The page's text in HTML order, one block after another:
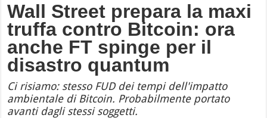
Wall Street prepara la maxi
truffa contro Bitcoin: ora
anche FT spinge per il
disastro quantum
Ci risiamo: stesso FUD dei tempi dell'impatto
ambientale di Bitcoin. Probabilmente portato
avanti dagli stessi soggetti.